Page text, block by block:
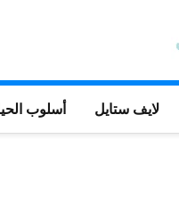
لايف ستايل أسلوب